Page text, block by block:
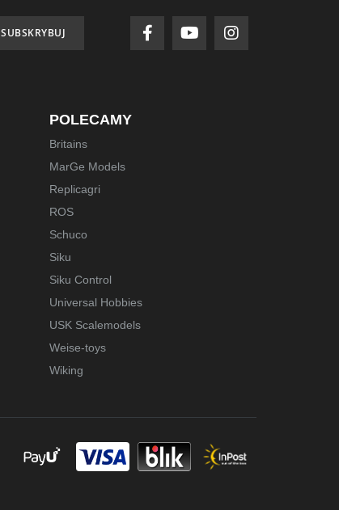
SUBSKRYBUJ
POLECAMY
Britains
MarGe Models
Replicagri
ROS
Schuco
Siku
Siku Control
Universal Hobbies
USK Scalemodels
Weise-toys
Wiking